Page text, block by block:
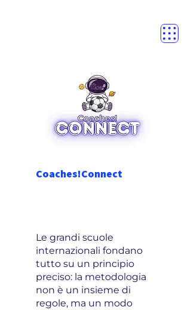
Coaches!Connect
Le grandi scuole
internazionali fondano
tutto su un principio
preciso: la metodologia
non è un insieme di
regole, ma un modo